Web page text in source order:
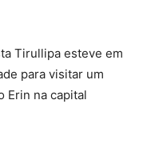
Tirullipa esteve em
para visitar um
Erin na capital